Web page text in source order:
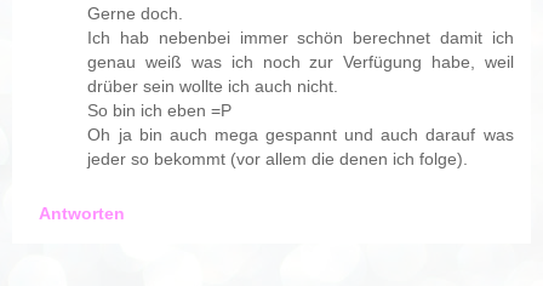
Gerne doch.
Ich hab nebenbei immer schön berechnet damit ich
genau weiß was ich noch zur Verfügung habe, weil
drüber sein wollte ich auch nicht.
So bin ich eben =P
Oh ja bin auch mega gespannt und auch darauf was
jeder so bekommt (vor allem die denen ich folge).
Antworten